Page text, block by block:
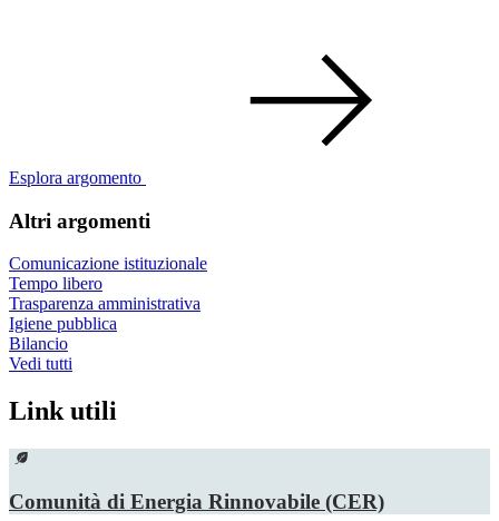
Esplora argomento
Altri argomenti
Comunicazione istituzionale
Tempo libero
Trasparenza amministrativa
Igiene pubblica
Bilancio
Vedi tutti
Link utili
Comunità di Energia Rinnovabile (CER)